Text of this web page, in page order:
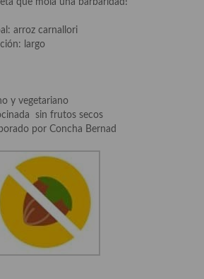
especias, hierbas aromáticas o
que mola una barbaridad!
arroz carnallori
largo
y vegetariano
sin frutos secos
por Concha Bernad